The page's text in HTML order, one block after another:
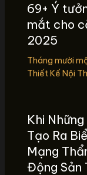
69+ Ý
mắt cho
2025
Tháng mười
Thiết Kế Nội
Khi
Tạo Ra
Mạng
Động Sản